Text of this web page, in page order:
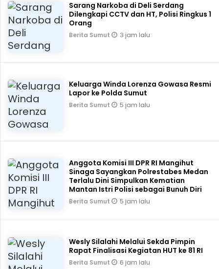
Sarang Narkoba di Deli Serdang
Dilengkapi CCTV dan HT, Polisi Ringkus 1
Orang
Berita Sumut 3 jam lalu
Keluarga Winda Lorenza Gowasa Resmi
Lapor ke Polda Sumut
Berita Sumut 5 jam lalu
Anggota Komisi III DPR RI Mangihut
Sinaga Sayangkan Polrestabes Medan
Terlalu Dini Simpulkan Kematian
Mantan Istri Polisi sebagai Bunuh Diri
Berita Sumut 5 jam lalu
Wesly Silalahi Melalui Sekda Pimpin
Rapat Finalisasi Kegiatan HUT ke 81 RI
Berita Sumut 6 jam lalu